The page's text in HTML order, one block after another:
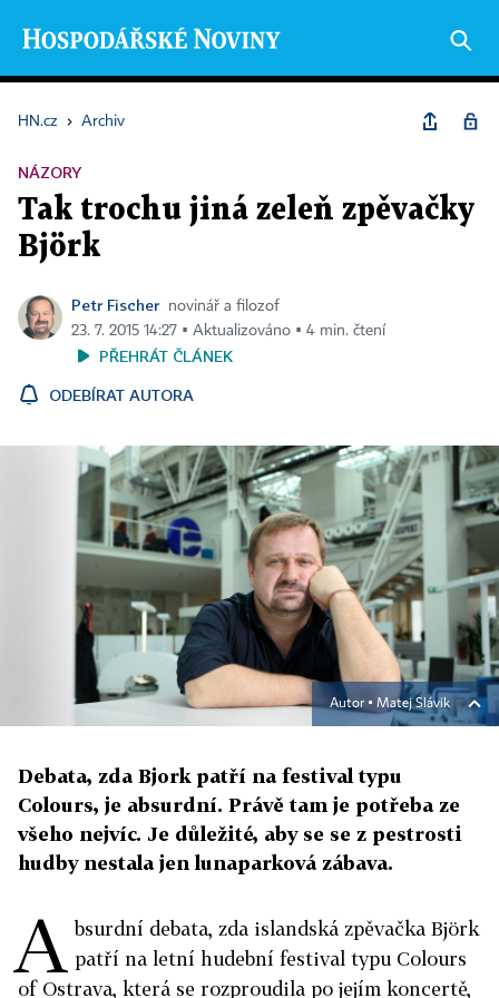
HN.cz › Archiv
NÁZORY
Tak trochu jiná zeleň zpěvačky
Björk
Petr Fischer
novinář a filozof
23. 7. 2015 14:27 ▪ Aktualizováno ▪ 4 min. čtení
PŘEHRÁT ČLÁNEK
ODEBÍRAT AUTORA
Autor ▪ Matej Slávik
Debata, zda Bjork patří na festival typu
Colours, je absurdní. Právě tam je potřeba ze
všeho nejvíc. Je důležité, aby se se z pestrosti
hudby nestala jen lunaparková zábava.
A bsurdní debata, zda islandská zpěvačka Björk
patří na letní hudební festival typu Colours
of Ostrava, která se rozproudila po jejím koncertě,